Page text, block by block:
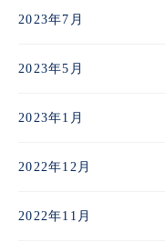
2023年7月
2023年5月
2023年1月
2022年12月
2022年11月